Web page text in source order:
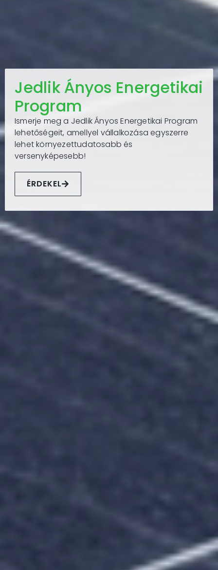
Jedlik Ányos Energetikai
Program
Ismerje meg a Jedlik Ányos Energetikai Program
lehetőségeit, amellyel vállalkozása egyszerre
lehet környezettudatosabb és
versenyképesebb!
ÉRDEKEL